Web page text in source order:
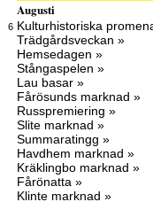
Augusti
6 Kulturhistoriska
Trädgårdsveckan »
Hemsedagen »
Stångaspelen »
Lau basar »
Fårösunds marknad »
Russpremiering »
Slite marknad »
Summaratingg »
Havdhem marknad »
Kräklingbo marknad »
Fårönatta »
Klinte marknad »